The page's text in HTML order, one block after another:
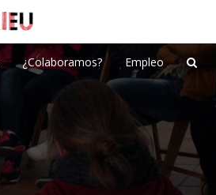
¿Colaboramos? Empleo